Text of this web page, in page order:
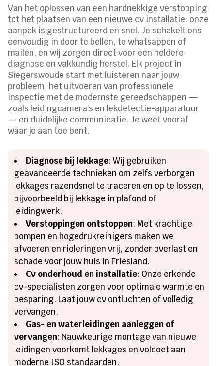
Van het oplossen van een hardnekkige verstopping
tot het plaatsen van een nieuwe cv installatie: onze
aanpak is gestructureerd en snel. Je schakelt ons
eenvoudig in door te bellen, te whatsappen of
mailen, en wij zorgen direct voor een heldere
diagnose en vakkundig herstel. Elk project in
Siegerswoude start met luisteren naar jouw
probleem, het uitvoeren van professionele
inspectie met de modernste gereedschappen —
zoals leidingcamera’s en lekdetectie-apparatuur
— en duidelijke communicatie. Je weet vooraf
waar je aan toe bent.
Diagnose bij lekkage: Wij gebruiken
geavanceerde technieken om zelfs verborgen
lekkages razendsnel te traceren en op te lossen,
bijvoorbeeld bij lekkage in plafond of
leidingwerk.
Verstoppingen ontstoppen: Met krachtige
pompen en hogedrukreinigers maken we
afvoeren en rioleringen vrij, zonder overlast en
schade voor jouw huis in Friesland.
Cv onderhoud en installatie: Onze erkende
cv-specialisten zorgen voor optimale warmte en
besparing. Laat jouw cv ontluchten of volledig
vervangen.
Gas- en waterleidingen aanleggen of
vervangen: Nauwkeurige montage van nieuwe
leidingen voorkomt lekkages en voldoet aan
moderne ISO standaarden.